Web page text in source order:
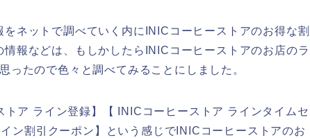
ネットで調べていく内にINICコーヒーストアのお得な割
報などは、もしかしたらINICコーヒーストアのお店のラ
ったので色々と調べてみることにしました。
ア ライン登録】【 INICコーヒーストア ラインタイムセ
ン割引クーポン】という感じでINICコーヒーストアのお